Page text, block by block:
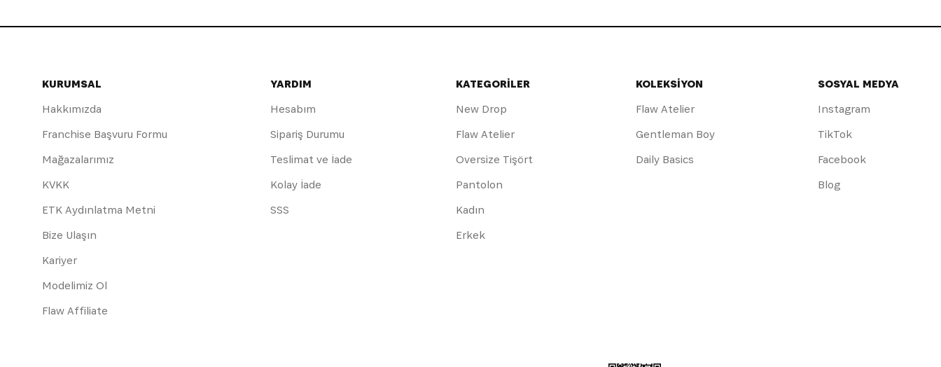
KURUMSAL
Hakkımızda
Franchise Başvuru Formu
Mağazalarımız
KVKK
ETK Aydınlatma Metni
Bize Ulaşın
Kariyer
Modelimiz Ol
Flaw Affiliate
YARDIM
Hesabım
Sipariş Durumu
Teslimat ve İade
Kolay İade
SSS
KATEGORİLER
New Drop
Flaw Atelier
Oversize Tişört
Pantolon
Kadın
Erkek
KOLEKSİYON
Flaw Atelier
Gentleman Boy
Daily Basics
SOSYAL MEDYA
Instagram
TikTok
Facebook
Blog